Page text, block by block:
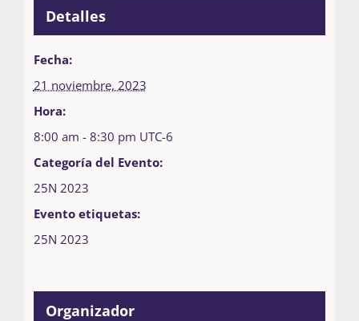
Detalles
Fecha:
21 noviembre, 2023
Hora:
8:00 am - 8:30 pm UTC-6
Categoría del Evento:
25N 2023
Evento etiquetas:
25N 2023
Organizador